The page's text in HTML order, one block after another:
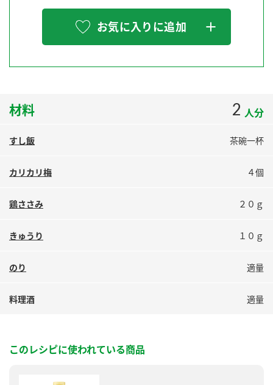
炊き込みご飯の素 米飯用調味液
スペシャルサイト
すしラボ
鍋奉行マニュアル
人気商品 ＋ おすすめレシピ
MIM（ミツカンミュージアム）
お客様の声をいかしました
販売終了製品のご案内
よくあるご質問
ミツカン公式通販
お気に入りに追加
材料 2 人分
すし飯 茶碗一杯
カリカリ梅 ４個
鶏ささみ ２０ｇ
きゅうり １０ｇ
のり 適量
料理酒 適量
このレシピに使われている商品